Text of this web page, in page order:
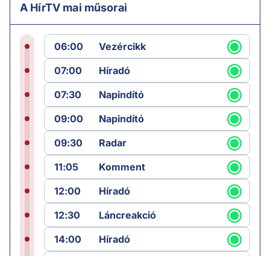
A HírTV mai műsorai
06:00
Vezércikk
07:00
Híradó
07:30
Napindító
09:00
Napindító
09:30
Radar
11:05
Komment
12:00
Híradó
12:30
Láncreakció
14:00
Híradó